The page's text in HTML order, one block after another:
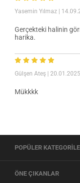
Yasemin Yılmaz |
Gerçekteki halinin
harika.
Gülşen Ateş | 20.01.2025
Mükkkk
POPÜLER
ÖNE ÇIKANLAR